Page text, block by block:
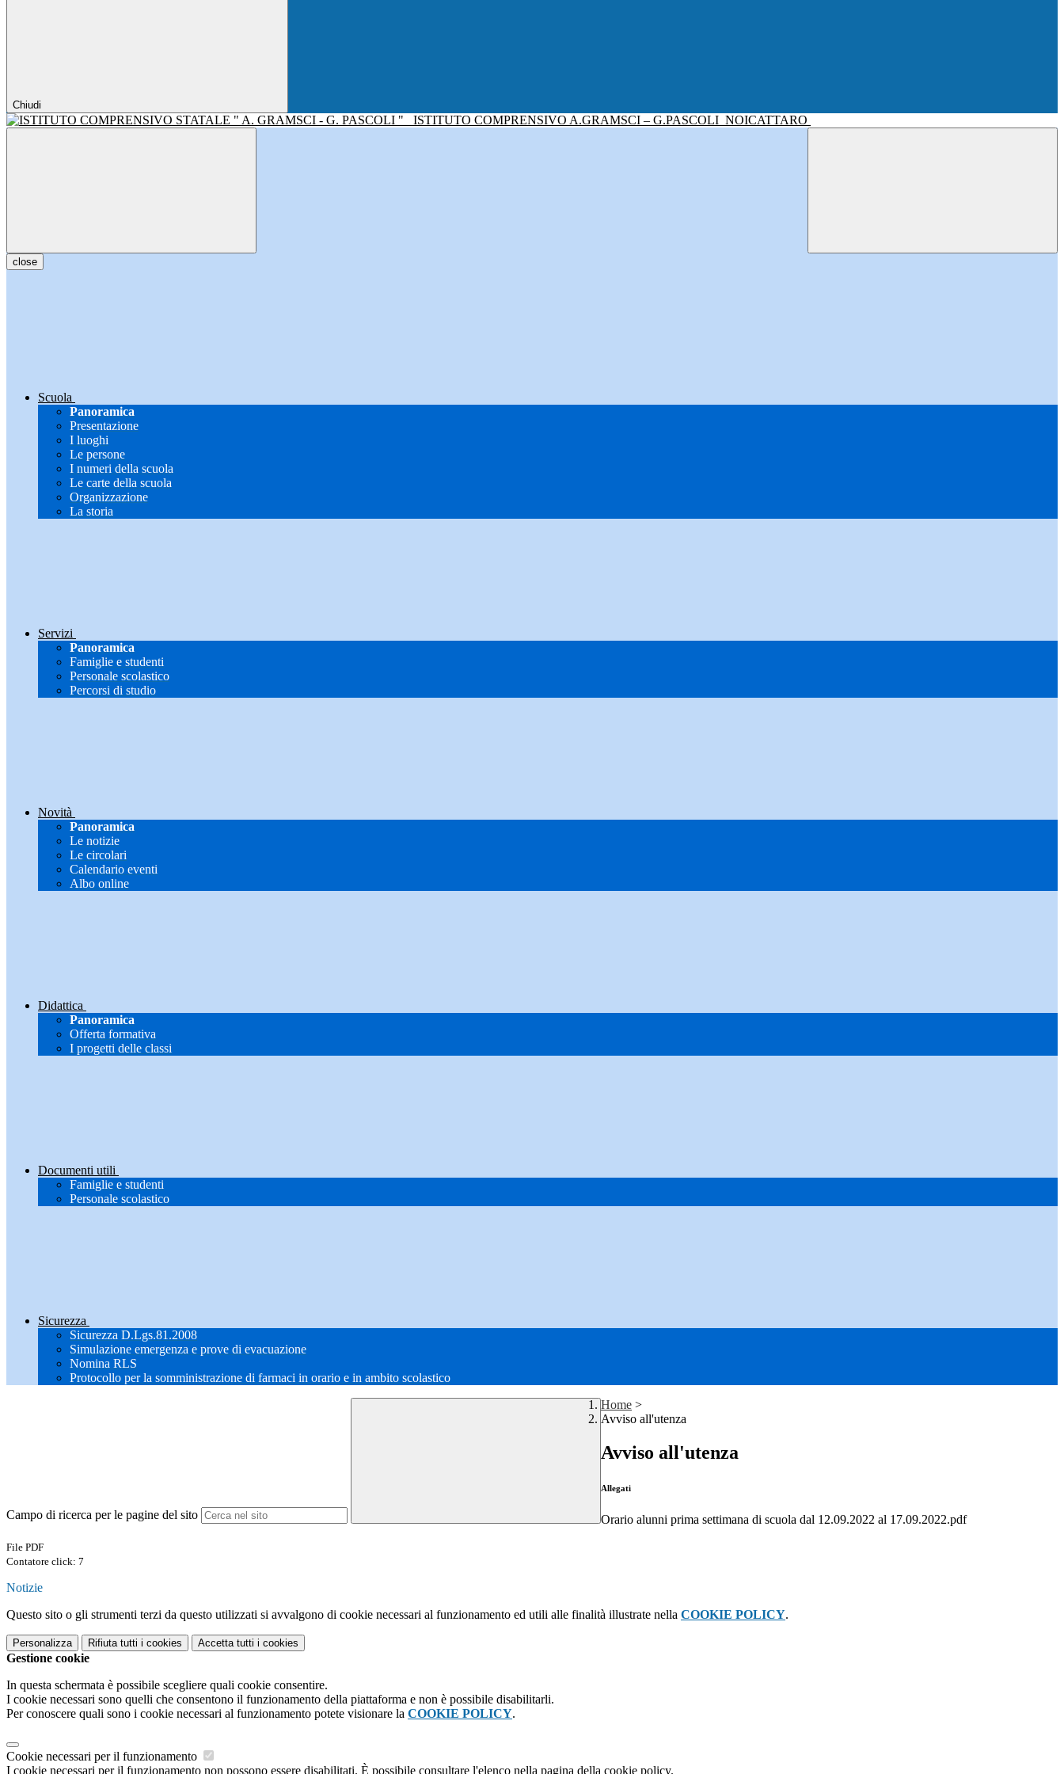
Chiudi
ISTITUTO COMPRENSIVO A.GRAMSCI – G.PASCOLI NOICATTARO
close
Scuola
Panoramica
Presentazione
I luoghi
Le persone
I numeri della scuola
Le carte della scuola
Organizzazione
La storia
Servizi
Panoramica
Famiglie e studenti
Personale scolastico
Percorsi di studio
Novità
Panoramica
Le notizie
Le circolari
Calendario eventi
Albo online
Didattica
Panoramica
Offerta formativa
I progetti delle classi
Documenti utili
Famiglie e studenti
Personale scolastico
Sicurezza
Sicurezza D.Lgs.81.2008
Simulazione emergenza e prove di evacuazione
Nomina RLS
Protocollo per la somministrazione di farmaci in orario e in ambito scolastico
Campo di ricerca per le pagine del sito
Home >
Avviso all'utenza
Avviso all'utenza
Allegati
Orario alunni prima settimana di scuola dal 12.09.2022 al 17.09.2022.pdf
File PDF
Contatore click: 7
Notizie
Questo sito o gli strumenti terzi da questo utilizzati si avvalgono di cookie necessari al funzionamento ed utili alle finalità illustrate nella COOKIE POLICY.
Personalizza Rifiuta tutti i cookies Accetta tutti i cookies
Gestione cookie
In questa schermata è possibile scegliere quali cookie consentire.
I cookie necessari sono quelli che consentono il funzionamento della piattaforma e non è possibile disabilitarli.
Per conoscere quali sono i cookie necessari al funzionamento potete visionare la COOKIE POLICY.
Cookie necessari per il funzionamento
I cookie necessari per il funzionamento non possono essere disabilitati. È possibile consultare l'elenco nella pagina della cookie policy.